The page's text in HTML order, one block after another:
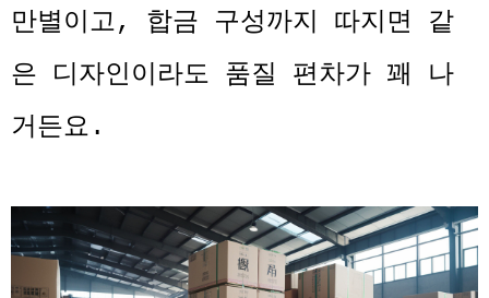
만별이고, 합금 구성까지 따지면 같
은 디자인이라도 품질 편차가 꽤 나
거든요.